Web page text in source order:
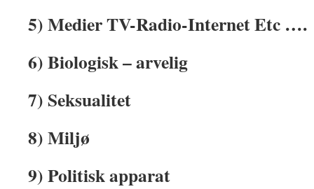
5) Medier TV-Radio-Internet Etc ….
6) Biologisk – arvelig
7) Seksualitet
8) Miljø
9) Politisk apparat